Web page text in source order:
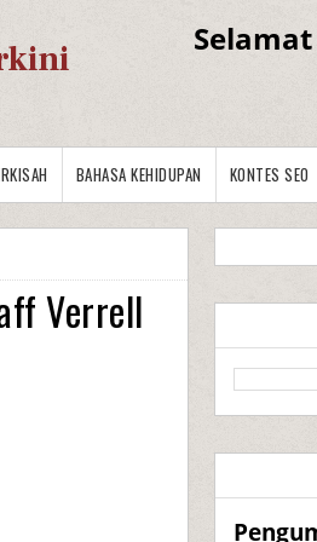
BAHASA KEHIDUPAN KONTES SEO
Verrell